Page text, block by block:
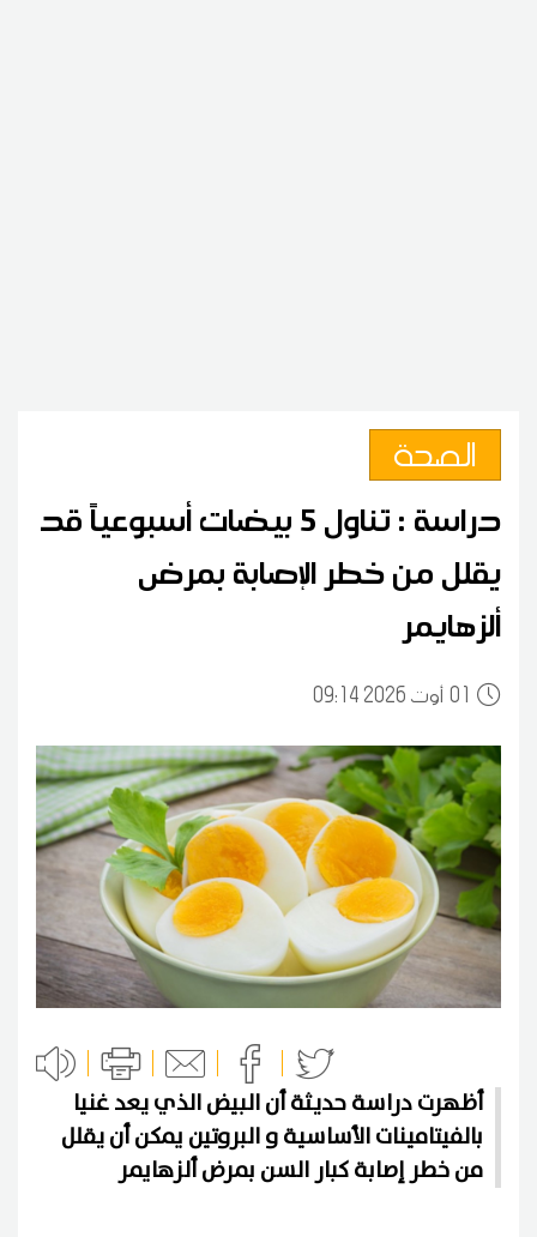
الصحة
دراسة : تناول 5 بيضات أسبوعياً قد
يقلل من خطر الإصابة بمرض
ألزهايمر
0109:14 2026 أوت
أظهرت دراسة حديثة أن البيض الذي يعد غنيا
بالفيتامينات الأساسية و البروتين يمكن أن يقلل
من خطر إصابة كبار السن بمرض ألزهايمر